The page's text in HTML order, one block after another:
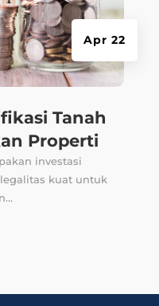
Tanah
Properti
Apr 22
investasi
kuat untuk